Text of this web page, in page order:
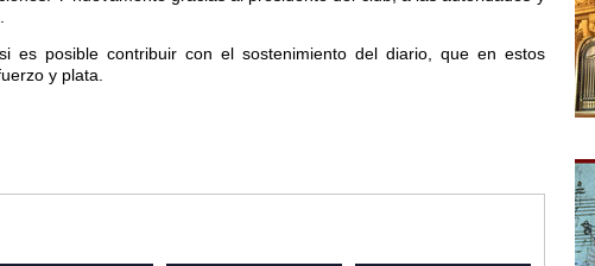
es posible contribuir con el sostenimiento del diario, que en estos
y plata.